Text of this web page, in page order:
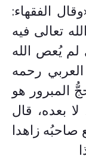
الفقهاء:
تعالى فيه
لم يُعص الله
رحمه
المبرور هو
بعده، قال
صاحبُه زاهدا